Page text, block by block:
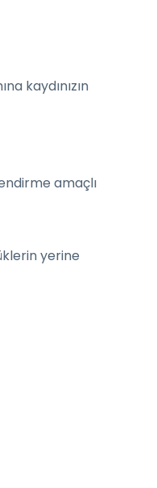
amaçlı
yerine